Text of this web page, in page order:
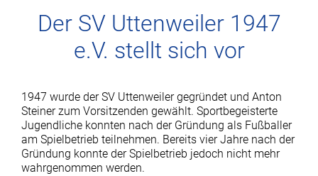
Der SV Uttenweiler 1947
e.V. stellt sich vor
1947 wurde der SV Uttenweiler gegründet und Anton
Steiner zum Vorsitzenden gewählt. Sportbegeisterte
Jugendliche konnten nach der Gründung als Fußballer
am Spielbetrieb teilnehmen. Bereits vier Jahre nach der
Gründung konnte der Spielbetrieb jedoch nicht mehr
wahrgenommen werden.